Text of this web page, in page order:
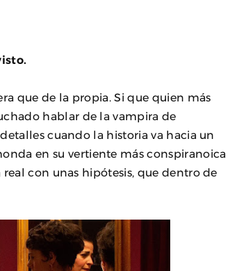
que de la propia. Si que quien más
hablar de la vampira de
cuando la historia va hacia un
en su vertiente más conspiranoica
con unas hipótesis, que dentro de